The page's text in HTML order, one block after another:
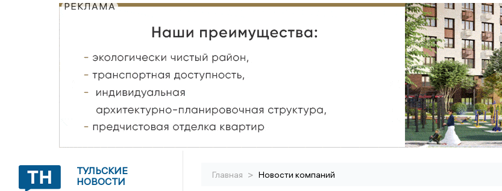
РЕКЛАМА
ТУЛЬСКИЕ
НОВОСТИ
Главная > Новости компаний